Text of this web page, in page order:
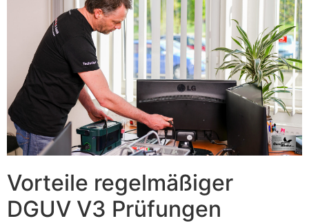
Vorteile regelmäßiger
DGUV V3 Prüfungen